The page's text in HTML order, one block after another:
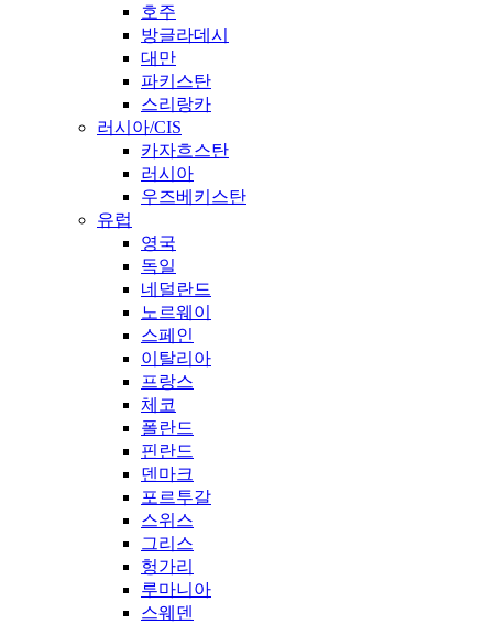
호주
방글라데시
대만
파키스탄
스리랑카
러시아/CIS
카자흐스탄
러시아
우즈베키스탄
유럽
영국
독일
네덜란드
노르웨이
스페인
이탈리아
프랑스
체코
폴란드
핀란드
덴마크
포르투갈
스위스
그리스
헝가리
루마니아
스웨덴